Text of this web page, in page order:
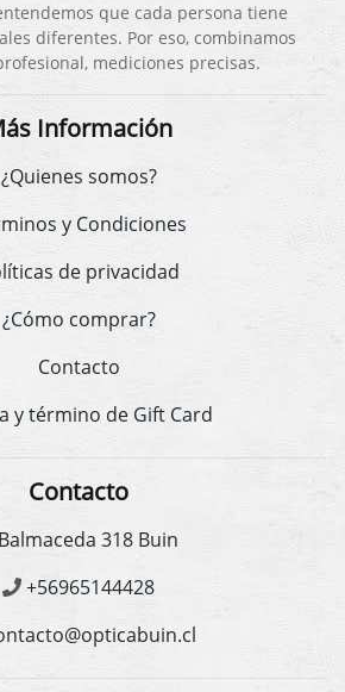
que cada persona tiene
diferentes. Por eso, combinamos
mediciones precisas.
Información
¿Quienes somos?
y Condiciones
de privacidad
¿Cómo comprar?
Contacto
y término de Gift Card
Contacto
Balmaceda 318 Buin
+56965144428